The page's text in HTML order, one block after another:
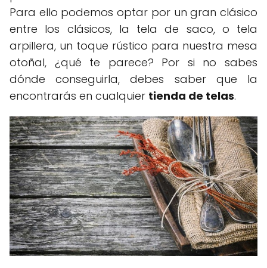
Para ello podemos optar por un gran clásico
entre los clásicos, la tela de saco, o tela
arpillera, un toque rústico para nuestra mesa
otoñal, ¿qué te parece? Por si no sabes
dónde conseguirla, debes saber que la
encontrarás en cualquier tienda de telas.